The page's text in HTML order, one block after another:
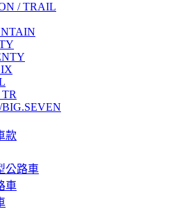
/ TRAIL
款
公路車
車